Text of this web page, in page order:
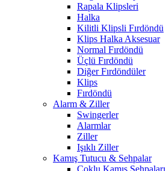
Rapala Klipsleri
Halka
Kilitli Klipsli Fırdöndü
Klips Halka Aksesuar
Normal Fırdöndü
Üçlü Fırdöndü
Diğer Fırdöndüler
Klips
Fırdöndü
Alarm & Ziller
Swingerler
Alarmlar
Ziller
Işıklı Ziller
Kamış Tutucu & Sehpalar